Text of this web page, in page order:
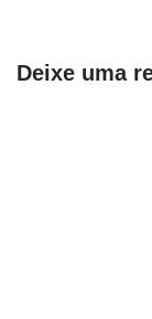
Deixe uma